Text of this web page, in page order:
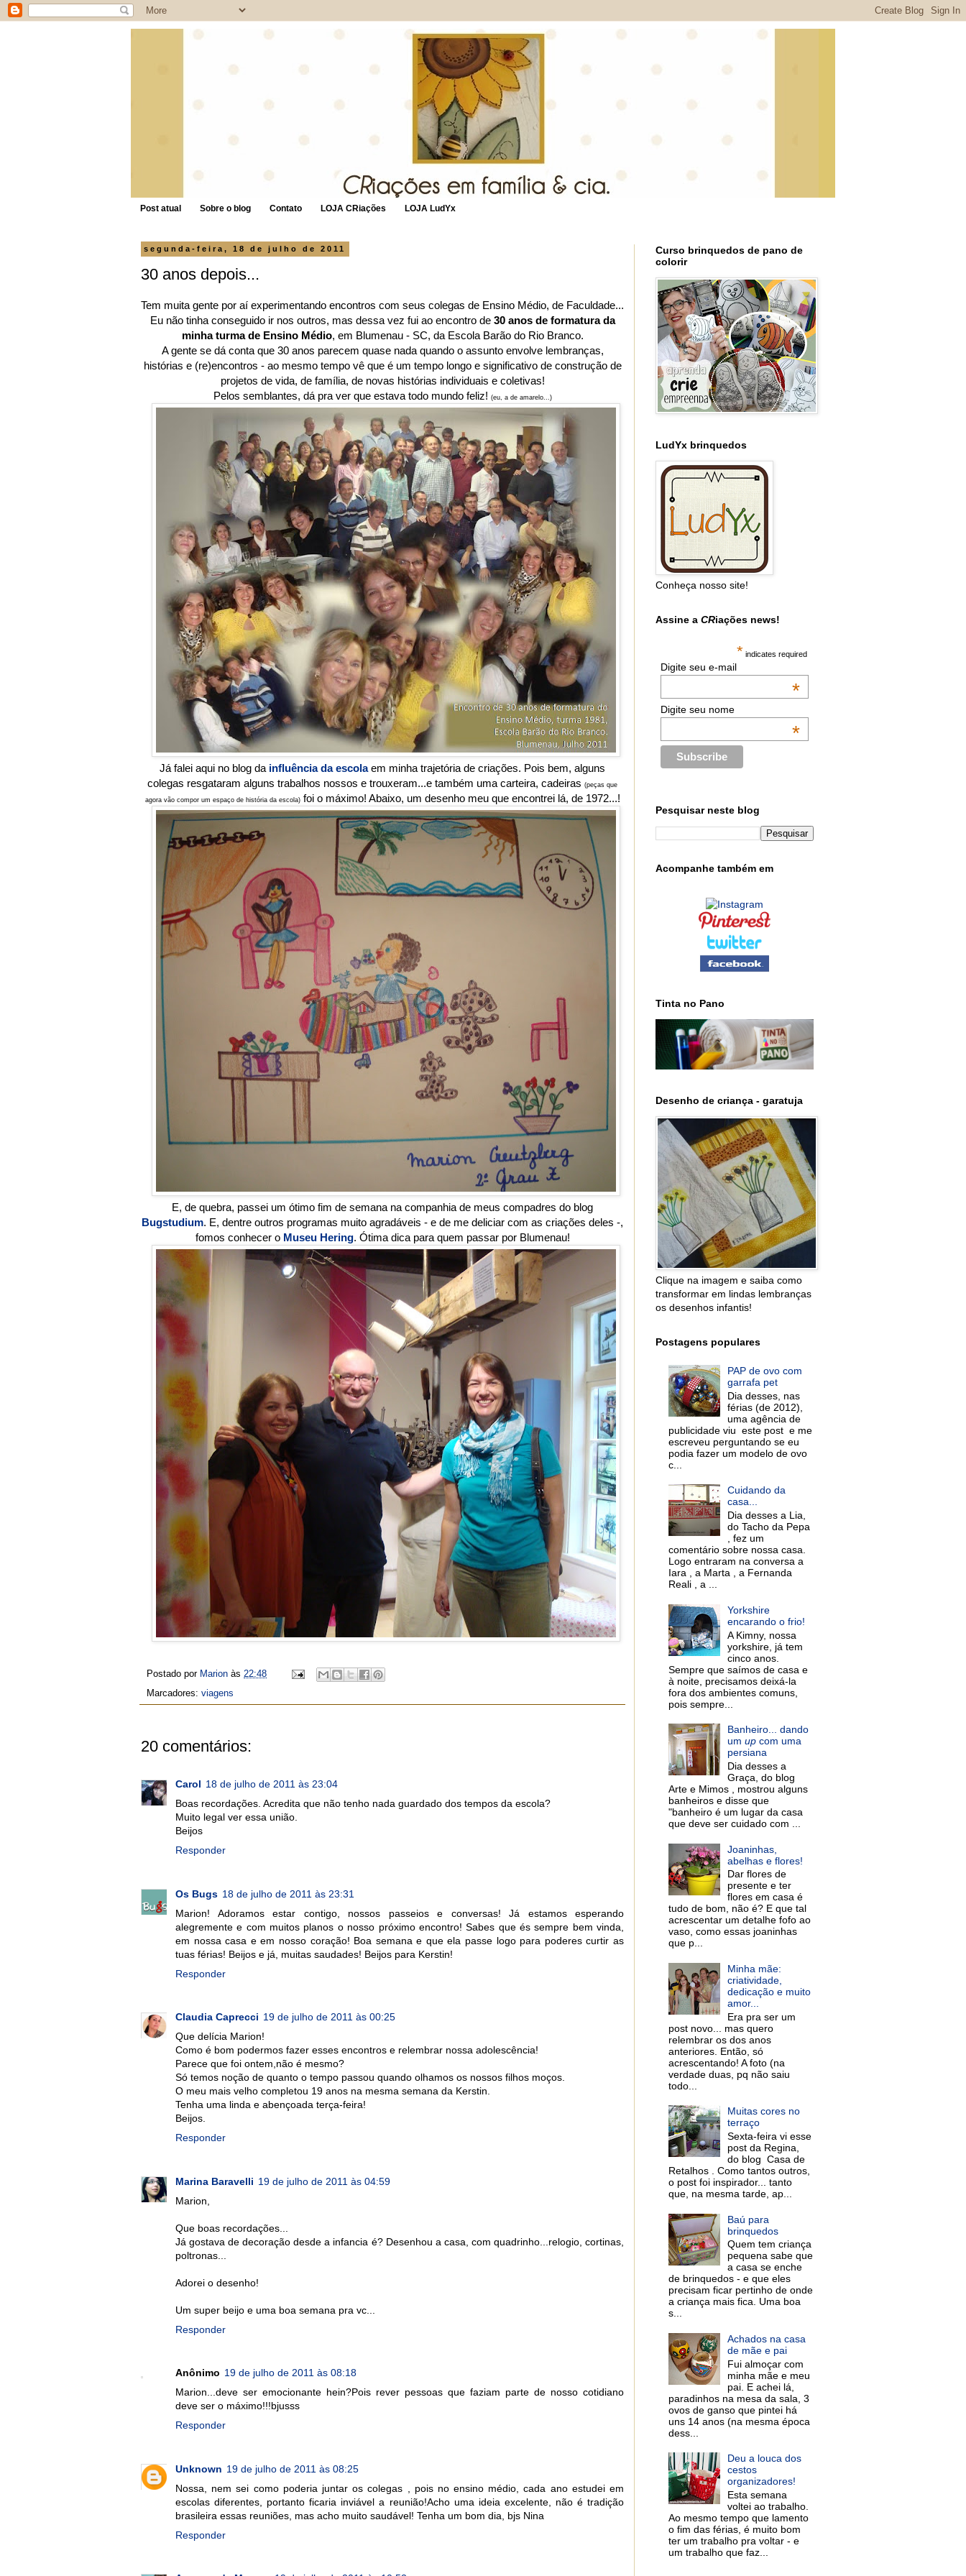
Post atual Sobre o blog Contato LOJA CRiações LOJA LudYx
segunda-feira, 18 de julho de 2011
30 anos depois...
Tem muita gente por aí experimentando encontros com seus colegas de Ensino Médio, de Faculdade...
Eu não tinha conseguido ir nos outros, mas dessa vez fui ao encontro de 30 anos de formatura da
minha turma de Ensino Médio, em Blumenau - SC, da Escola Barão do Rio Branco.
A gente se dá conta que 30 anos parecem quase nada quando o assunto envolve lembranças,
histórias e (re)encontros - ao mesmo tempo vê que é um tempo longo e significativo de construção de
projetos de vida, de família, de novas histórias individuais e coletivas!
Pelos semblantes, dá pra ver que estava todo mundo feliz! (eu, a de amarelo...)
Já falei aqui no blog da influência da escola em minha trajetória de criações. Pois bem, alguns
colegas resgataram alguns trabalhos nossos e trouxeram...e também uma carteira, cadeiras (peças que
agora vão compor um espaço de história da escola)foi o máximo! Abaixo, um desenho meu que encontrei lá, de 1972...!
E, de quebra, passei um ótimo fim de semana na companhia de meus compadres do blog
Bugstudium. E, dentre outros programas muito agradáveis - e de me deliciar com as criações deles -,
fomos conhecer o Museu Hering. Ótima dica para quem passar por Blumenau!
Postado por Marion às 22:48
Marcadores: viagens
20 comentários:
Carol 18 de julho de 2011 às 23:04
Boas recordações. Acredita que não tenho nada guardado dos tempos da escola?
Muito legal ver essa união.
Beijos
Responder
Os Bugs 18 de julho de 2011 às 23:31
Marion! Adoramos estar contigo, nossos passeios e conversas! Já estamos esperando
alegremente e com muitos planos o nosso próximo encontro! Sabes que és sempre bem vinda,
em nossa casa e em nosso coração! Boa semana e que ela passe logo para poderes curtir as
tuas férias! Beijos e já, muitas saudades! Beijos para Kerstin!
Responder
Claudia Caprecci 19 de julho de 2011 às 00:25
Que delícia Marion!
Como é bom podermos fazer esses encontros e relembrar nossa adolescência!
Parece que foi ontem,não é mesmo?
Só temos noção de quanto o tempo passou quando olhamos os nossos filhos moços.
O meu mais velho completou 19 anos na mesma semana da Kerstin.
Tenha uma linda e abençoada terça-feira!
Beijos.
Responder
Marina Baravelli 19 de julho de 2011 às 04:59
Marion,
Que boas recordações...
Já gostava de decoração desde a infancia é? Desenhou a casa, com quadrinho...relogio, cortinas,
poltronas...
Adorei o desenho!
Um super beijo e uma boa semana pra vc...
Responder
Anônimo 19 de julho de 2011 às 08:18
Marion...deve ser emocionante hein?Pois rever pessoas que faziam parte de nosso cotidiano
deve ser o máximo!!!bjusss
Responder
Unknown 19 de julho de 2011 às 08:25
Nossa, nem sei como poderia juntar os colegas , pois no ensino médio, cada ano estudei em
escolas diferentes, portanto ficaria inviável a reunião!Acho uma ideia excelente, não é tradição
brasileira essas reuniões, mas acho muito saudável! Tenha um bom dia, bjs Nina
Responder
Curso brinquedos de pano de
colorir
LudYx brinquedos
Conheça nosso site!
Assine a CRiações news!
* indicates required
Digite seu e-mail
*
Digite seu nome
*
Pesquisar neste blog
Acompanhe também em
Tinta no Pano
Desenho de criança - garatuja
Clique na imagem e saiba como
transformar em lindas lembranças
os desenhos infantis!
Postagens populares
PAP de ovo com
garrafa pet
Dia desses, nas
férias (de 2012),
uma agência de
publicidade viu este post e me
escreveu perguntando se eu
podia fazer um modelo de ovo
c...
Cuidando da
casa...
Dia desses a Lia,
do Tacho da Pepa
, fez um
comentário sobre nossa casa.
Logo entraram na conversa a
Iara , a Marta , a Fernanda
Reali , a ...
Yorkshire
encarando o frio!
A Kimny, nossa
yorkshire, já tem
cinco anos.
Sempre que saímos de casa e
à noite, precisamos deixá-la
fora dos ambientes comuns,
pois sempre...
Banheiro... dando
umup com uma
persiana
Dia desses a
Graça, do blog
Arte e Mimos , mostrou alguns
banheiros e disse que
"banheiro é um lugar da casa
que deve ser cuidado com ...
Joaninhas,
abelhas e flores!
Dar flores de
presente e ter
flores em casa é
tudo de bom, não é? E que tal
acrescentar um detalhe fofo ao
vaso, como essas joaninhas
que p...
Minha mãe:
criatividade,
dedicação e muito
amor...
Era pra ser um
post novo... mas quero
relembrar os dos anos
anteriores. Então, só
acrescentando! A foto (na
verdade duas, pq não saiu
todo...
Muitas cores no
terraço
Sexta-feira vi esse
post da Regina,
do blog Casa de
Retalhos . Como tantos outros,
o post foi inspirador... tanto
que, na mesma tarde, ap...
Baú para
brinquedos
Quem tem criança
pequena sabe que
a casa se enche
de brinquedos - e que eles
precisam ficar pertinho de onde
a criança mais fica. Uma boa
s...
Achados na casa
de mãe e pai
Fui almoçar com
minha mãe e meu
pai. E achei lá,
paradinhos na mesa da sala, 3
ovos de ganso que pintei há
uns 14 anos (na mesma época
dess...
Deu a louca dos
cestos
organizadores!
Esta semana
voltei ao trabalho.
Ao mesmo tempo que lamento
o fim das férias, é muito bom
ter um trabalho pra voltar - e
um trabalho que faz...